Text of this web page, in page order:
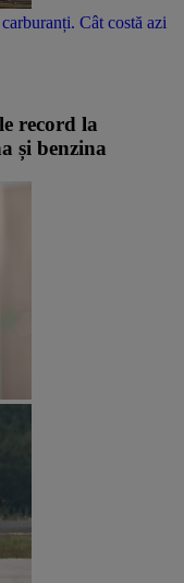
Cât costă azi
record la
și benzina